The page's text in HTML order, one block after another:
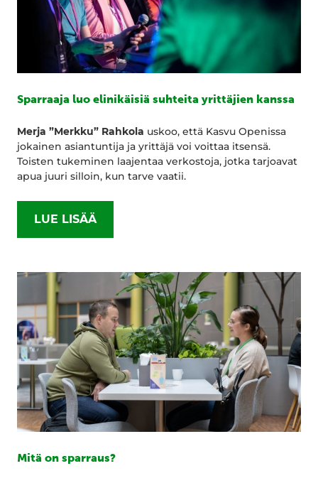
Sparraaja luo elinikäisiä suhteita yrittäjien kanssa
Merja ”Merkku” Rahkola uskoo, että Kasvu Openissa
jokainen asiantuntija ja yrittäjä voi voittaa itsensä.
Toisten tukeminen laajentaa verkostoja, jotka tarjoavat
apua juuri silloin, kun tarve vaatii.
LUE LISÄÄ
Mitä on sparraus?